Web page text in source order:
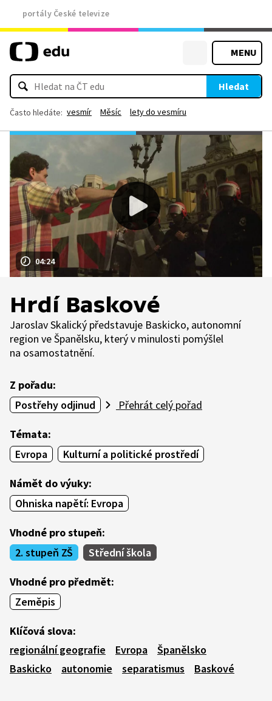
portály České televize
MENU
Hledat
Často hledáte: vesmír Měsíc lety do vesmíru
04:24
Hrdí Baskové
Jaroslav Skalický představuje Baskicko, autonomní
region ve Španělsku, který v minulosti pomýšlel
na osamostatnění.
Z pořadu:
Postřehy odjinud
Přehrát celý pořad
Témata:
Evropa
Kulturní a politické prostředí
Námět do výuky:
Ohniska napětí: Evropa
Vhodné pro stupeň:
2. stupeň ZŠ
Střední škola
Vhodné pro předmět:
Zeměpis
Klíčová slova:
regionální geografie
Evropa
Španělsko
Baskicko
autonomie separatismus Baskové